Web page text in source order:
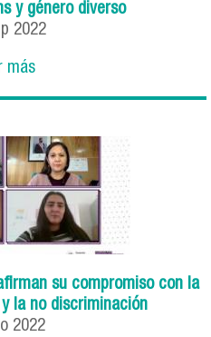
y género diverso
2022
más
su compromiso con la
la no discriminación
2022